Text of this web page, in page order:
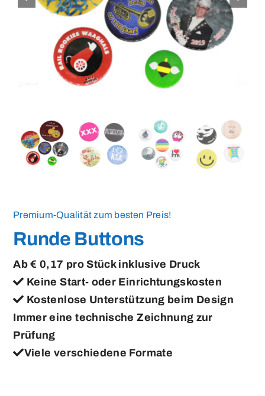
Medaillen
Magnete
Premium-Qualität zum besten Preis!
Runde Buttons
Ab € 0,17 pro Stück inklusive Druck
Keine Start- oder Einrichtungskosten
Kostenlose Unterstützung beim Design
Immer eine technische Zeichnung zur
Prüfung
Viele verschiedene Formate